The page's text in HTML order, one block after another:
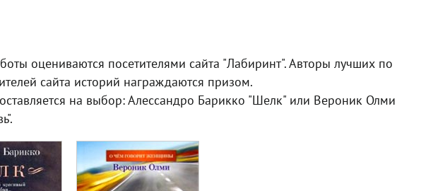
оцениваются посетителями сайта "Лабиринт". Авторы лучших по
сайта историй награждаются призом.
на выбор: Алессандро Барикко "Шелк" или Вероник Олми